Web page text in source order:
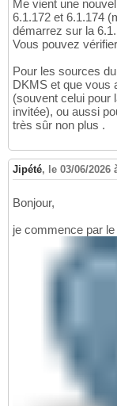
Me vient une
6.1.172 et 6.1.174
démarrez sur la
Vous pouvez
Pour les sources
DKMS et que vous
(souvent celui pour
invitée), ou aussi
très sûr non plus .
Jipété, le 03/06/2026
Bonjour,
je commence par